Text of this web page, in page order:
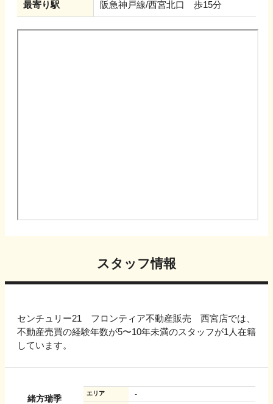
最寄り駅 阪急神戸線/西宮北口 歩15分
スタッフ情報
センチュリー21 フロンティア不動産販売 西宮店では、
不動産売買の経験年数が5〜10年未満のスタッフが1人在籍
しています。
緒方瑞季
エリア -